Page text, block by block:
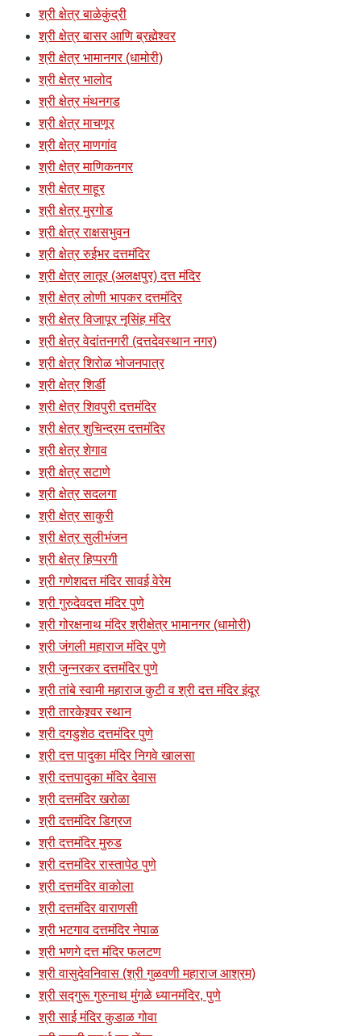
श्री क्षेत्र बाळेकुंद्री
श्री क्षेत्र बासर आणि ब्रह्मेश्वर
श्री क्षेत्र भामानगर (धामोरी)
श्री क्षेत्र भालोद
श्री क्षेत्र मंथनगड
श्री क्षेत्र माचणूर
श्री क्षेत्र माणगांव
श्री क्षेत्र माणिकनगर
श्री क्षेत्र माहूर
श्री क्षेत्र मुरगोड
श्री क्षेत्र राक्षसभुवन
श्री क्षेत्र रुईभर दत्तमंदिर
श्री क्षेत्र लातूर (अलक्षपुर) दत्त मंदिर
श्री क्षेत्र लोणी भापकर दत्तमंदिर
श्री क्षेत्र विजापूर नृसिंह मंदिर
श्री क्षेत्र वेदांतनगरी (दत्तदेवस्थान नगर)
श्री क्षेत्र शिरोळ भोजनपात्र
श्री क्षेत्र शिर्डी
श्री क्षेत्र शिवपुरी दत्तमंदिर
श्री क्षेत्र शुचिन्द्रम दत्तमंदिर
श्री क्षेत्र शेगाव
श्री क्षेत्र सटाणे
श्री क्षेत्र सदलगा
श्री क्षेत्र साकुरी
श्री क्षेत्र सुलीभंजन
श्री क्षेत्र हिप्परगी
श्री गणेशदत्त मंदिर सावई वेरेम
श्री गुरुदेवदत्त मंदिर पुणे
श्री गोरक्षनाथ मंदिर श्रीक्षेत्र भामानगर (धामोरी)
श्री जंगली महाराज मंदिर पुणे
श्री जुन्नरकर दत्तमंदिर पुणे
श्री तांबे स्वामी महाराज कुटी व श्री दत्त मंदिर इंदूर
श्री तारकेश्र्वर स्थान
श्री दगडुशेठ दत्तमंदिर पुणे
श्री दत्त पादुका मंदिर निगवे खालसा
श्री दत्तपादुका मंदिर देवास
श्री दत्तमंदिर खरोळा
श्री दत्तमंदिर डिग्रज
श्री दत्तमंदिर मुरुड
श्री दत्तमंदिर रास्तापेठ पुणे
श्री दत्तमंदिर वाकोला
श्री दत्तमंदिर वाराणसी
श्री भटगाव दत्तमंदिर नेपाळ
श्री भणगे दत्त मंदिर फलटण
श्री वासुदेवनिवास (श्री गुळवणी महाराज आश्रम)
श्री सद्गुरू गुरुनाथ मुंगळे ध्यानमंदिर, पुणे
श्री साई मंदिर कुडाळ गोवा